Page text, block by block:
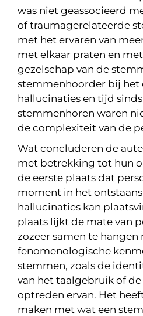
was niet geassocieerd
of traumagerelateerde
met het ervaren van
met elkaar praten en
gezelschap van de
stemmenhoorder bij het
hallucinaties en tijd
stemmenhoren waren
de complexiteit van de
Wat concluderen de
met betrekking tot hun
de eerste plaats dat
moment in het
hallucinaties kan
plaats lijkt de mate van
zozeer samen te hangen
fenomenologische
stemmen, zoals de
van het taalgebruik of
optreden ervan. Het
maken met wat een